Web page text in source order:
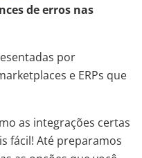
de erros nas
por
e ERPs que
as integrações certas
fácil! Até preparamos